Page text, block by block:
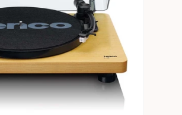
Ajouter au panier